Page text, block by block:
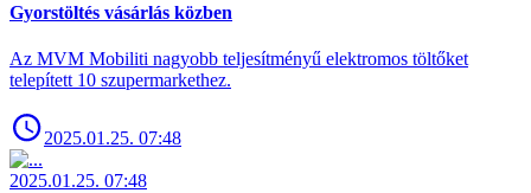
Gyorstöltés vásárlás közben
Az MVM Mobiliti nagyobb teljesítményű elektromos töltőket
telepített 10 szupermarkethez.
2025.01.25. 07:48
2025.01.25. 07:48